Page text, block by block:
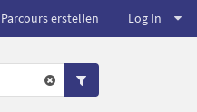
Parcours erstellen Log In